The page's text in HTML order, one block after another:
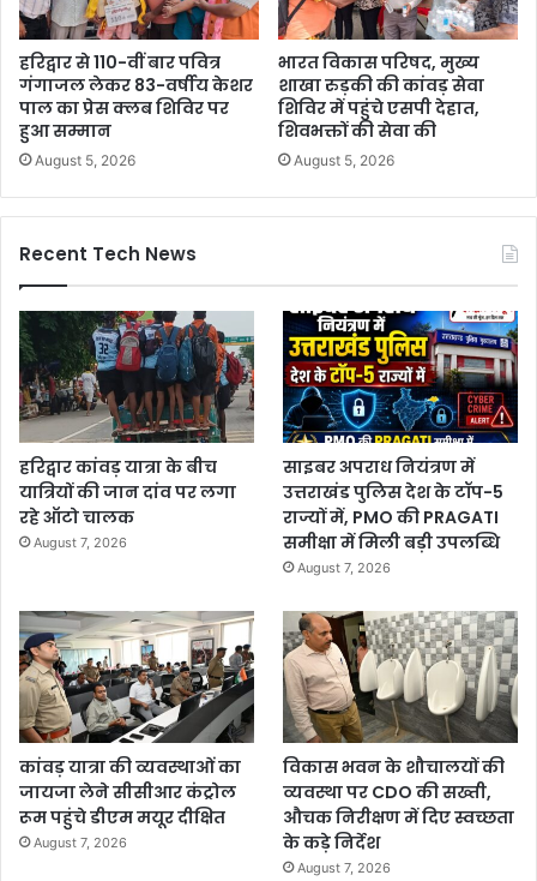
हरिद्वार से 110-वीं बार पवित्र
गंगाजल लेकर 83-वर्षीय केशर
पाल का प्रेस क्लब शिविर पर
हुआ सम्मान
August 5, 2026
भारत विकास परिषद, मुख्य
शाखा रुड़की की कांवड़ सेवा
शिविर में पहुंचे एसपी देहात,
शिवभक्तों की सेवा की
August 5, 2026
Recent Tech News
हरिद्वार कांवड़ यात्रा के बीच
यात्रियों की जान दांव पर लगा
रहे ऑटो चालक
August 7, 2026
साइबर अपराध नियंत्रण में
उत्तराखंड पुलिस देश के टॉप-5
राज्यों में, PMO की PRAGATI
समीक्षा में मिली बड़ी उपलब्धि
August 7, 2026
कांवड़ यात्रा की व्यवस्थाओं का
जायजा लेने सीसीआर कंट्रोल
रूम पहुंचे डीएम मयूर दीक्षित
August 7, 2026
विकास भवन के शौचालयों की
व्यवस्था पर CDO की सख्ती,
औचक निरीक्षण में दिए स्वच्छता
के कड़े निर्देश
August 7, 2026